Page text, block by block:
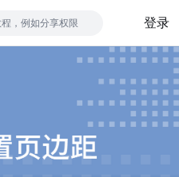
，例如分享权限 登录